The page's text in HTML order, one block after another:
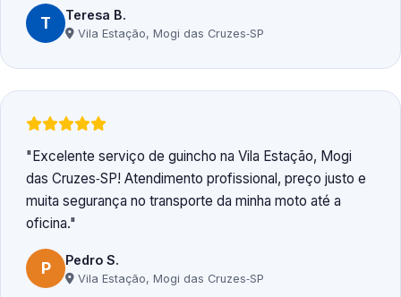
T Teresa B.
Vila Estação, Mogi das Cruzes‑SP
Excelente serviço de guincho na Vila Estação, Mogi
das Cruzes‑SP! Atendimento profissional, preço justo e
muita segurança no transporte da minha moto até a
oficina.
P Pedro S.
Vila Estação, Mogi das Cruzes‑SP